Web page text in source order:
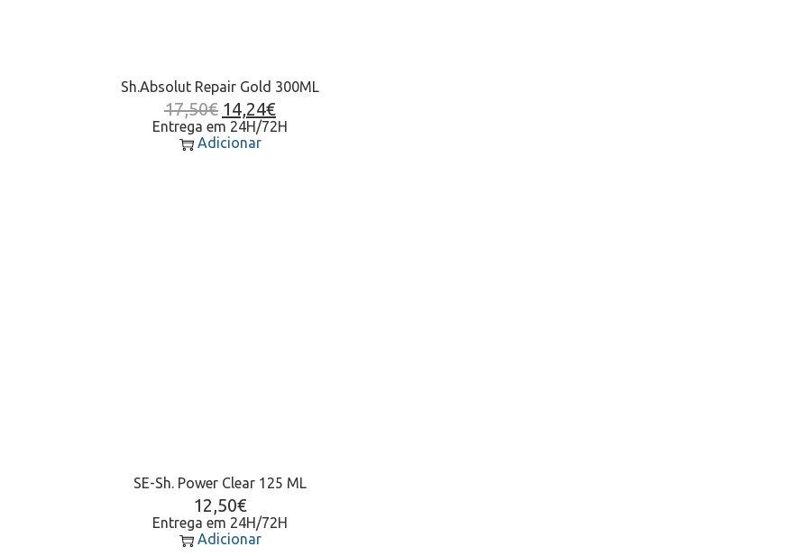
Sh.Absolut Repair Gold 300ML
17,50€ 14,24€
Entrega em 24H/72H
Adicionar
SE-Sh. Power Clear 125 ML
12,50€
Entrega em 24H/72H
Adicionar